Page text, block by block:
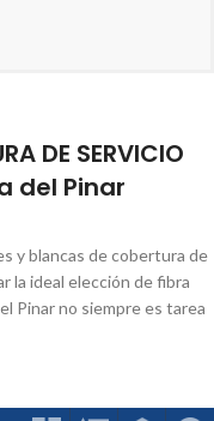
DE SERVICIO
del Pinar
y blancas de cobertura de
la ideal elección de fibra
Pinar no siempre es tarea